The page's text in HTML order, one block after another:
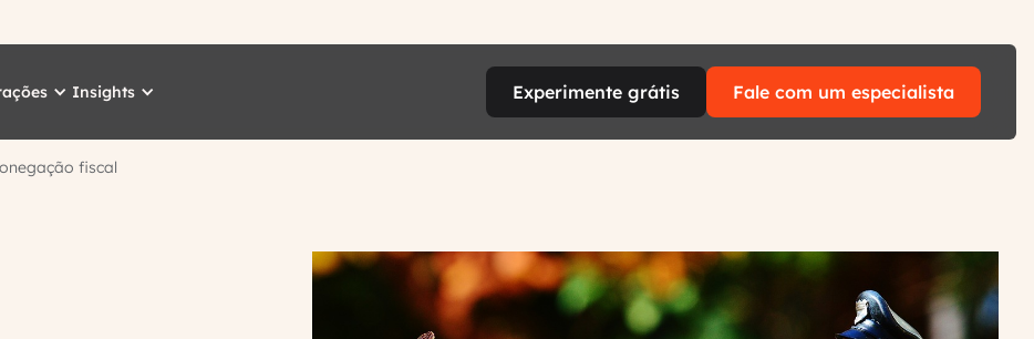
Insights Experimente grátis Fale com um especialista
fiscal